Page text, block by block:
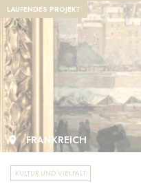
LAUFENDES PROJEKT
FRANKREICH
KULTUR UND VIELFALT